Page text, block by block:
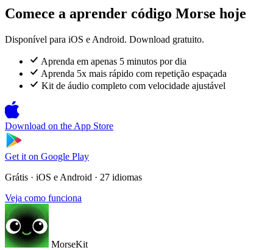
Comece a aprender código Morse hoje
Disponível para iOS e Android. Download gratuito.
Aprenda em apenas 5 minutos por dia
Aprenda 5x mais rápido com repetição espaçada
Kit de áudio completo com velocidade ajustável
Download on the App Store
Get it on Google Play
Grátis · iOS e Android · 27 idiomas
Veja como funciona
MorseKit